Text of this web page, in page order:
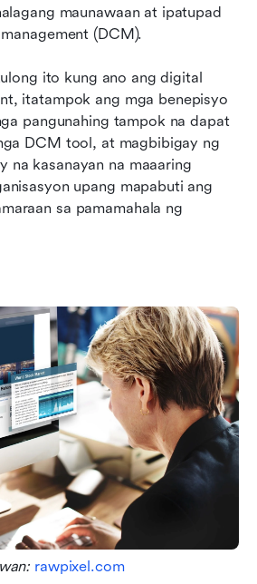
maunawaan at ipatupad
(DCM).
ito kung ano ang digital
itatampok ang mga benepisyo
pangunahing tampok na dapat
DCM tool, at magbibigay ng
na kasanayan na maaaring
upang mapabuti ang
sa pamamahala ng
rawpixel.com
na nilalaman
tampok sa mga DCM tool
ang iyong buong potensyal
Lark para sa pamamahala ng
sa pamamahala ng
para sa tagumpay